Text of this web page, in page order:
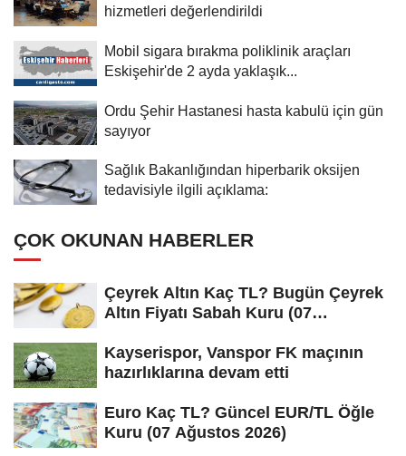
hizmetleri değerlendirildi
Mobil sigara bırakma poliklinik araçları
Eskişehir'de 2 ayda yaklaşık...
Ordu Şehir Hastanesi hasta kabulü için gün
sayıyor
Sağlık Bakanlığından hiperbarik oksijen
tedavisiyle ilgili açıklama:
ÇOK OKUNAN HABERLER
Çeyrek Altın Kaç TL? Bugün Çeyrek
Altın Fiyatı Sabah Kuru (07
Kayserispor, Vanspor FK maçının
hazırlıklarına devam etti
Euro Kaç TL? Güncel EUR/TL Öğle
Kuru (07 Ağustos 2026)